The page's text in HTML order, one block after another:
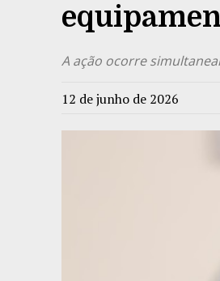
A ação ocorre
12 de junho de 2026